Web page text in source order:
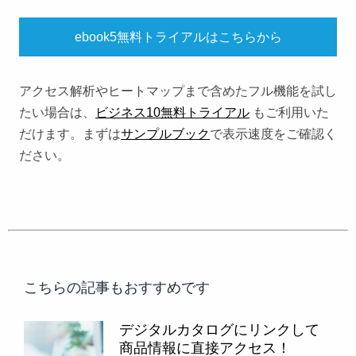
ebook5無料トライアルはこちらから
アクセス解析やヒートマップまで含めたフル機能を試し
たい場合は、
ビジネス10無料トライアル もご利用いた
だけます。まずはサンプルブックで表示速度をご確認く
ださい。
こちらの記事もおすすめです
デジタルカタログにリンクして
商品情報に直接アクセス！